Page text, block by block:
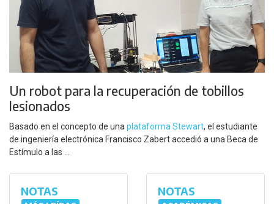
Un robot para la recuperación de tobillos
lesionados
Basado en el concepto de una plataforma Stewart, el estudiante
de ingeniería electrónica Francisco Zabert accedió a una Beca de
Estímulo a las ...
NOTAS NOTAS